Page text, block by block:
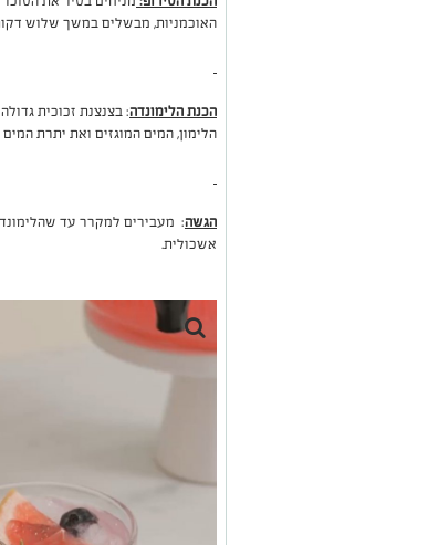
האוכמניות, מבשלים במשך שלוש
הכנת הלימונדה: בצנצנת זכוכית
הלימון, המים המוגזים ואת יתרת המים
הגשה: מעבירים למקרר עד
אשכולית.